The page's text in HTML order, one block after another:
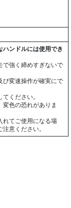
ハンドルには使用でき
で強く締めすぎないで
び変速操作が確実にで
ください。
変色の恐れがありま
れてご使用になる場
意ください。